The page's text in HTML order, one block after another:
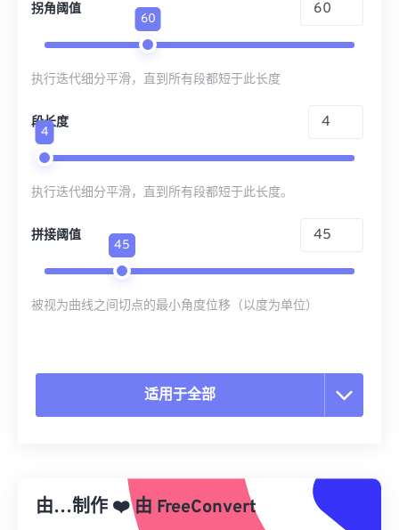
拐角阈值
60
执行迭代细分平滑，直到所有段都短于此长度
段长度
4
执行迭代细分平滑，直到所有段都短于此长度。
拼接阈值
45
被视为曲线之间切点的最小角度位移（以度为单位）
适用于全部
从预设应用
另存为预设
由…制作 ❤️由 FreeConvert